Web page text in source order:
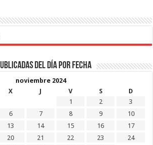
del día por fecha
noviembre 2024
X J V S
D
1
2
3
6 7 8 9
10
13 14 15 16
17
20 21 22 23
24